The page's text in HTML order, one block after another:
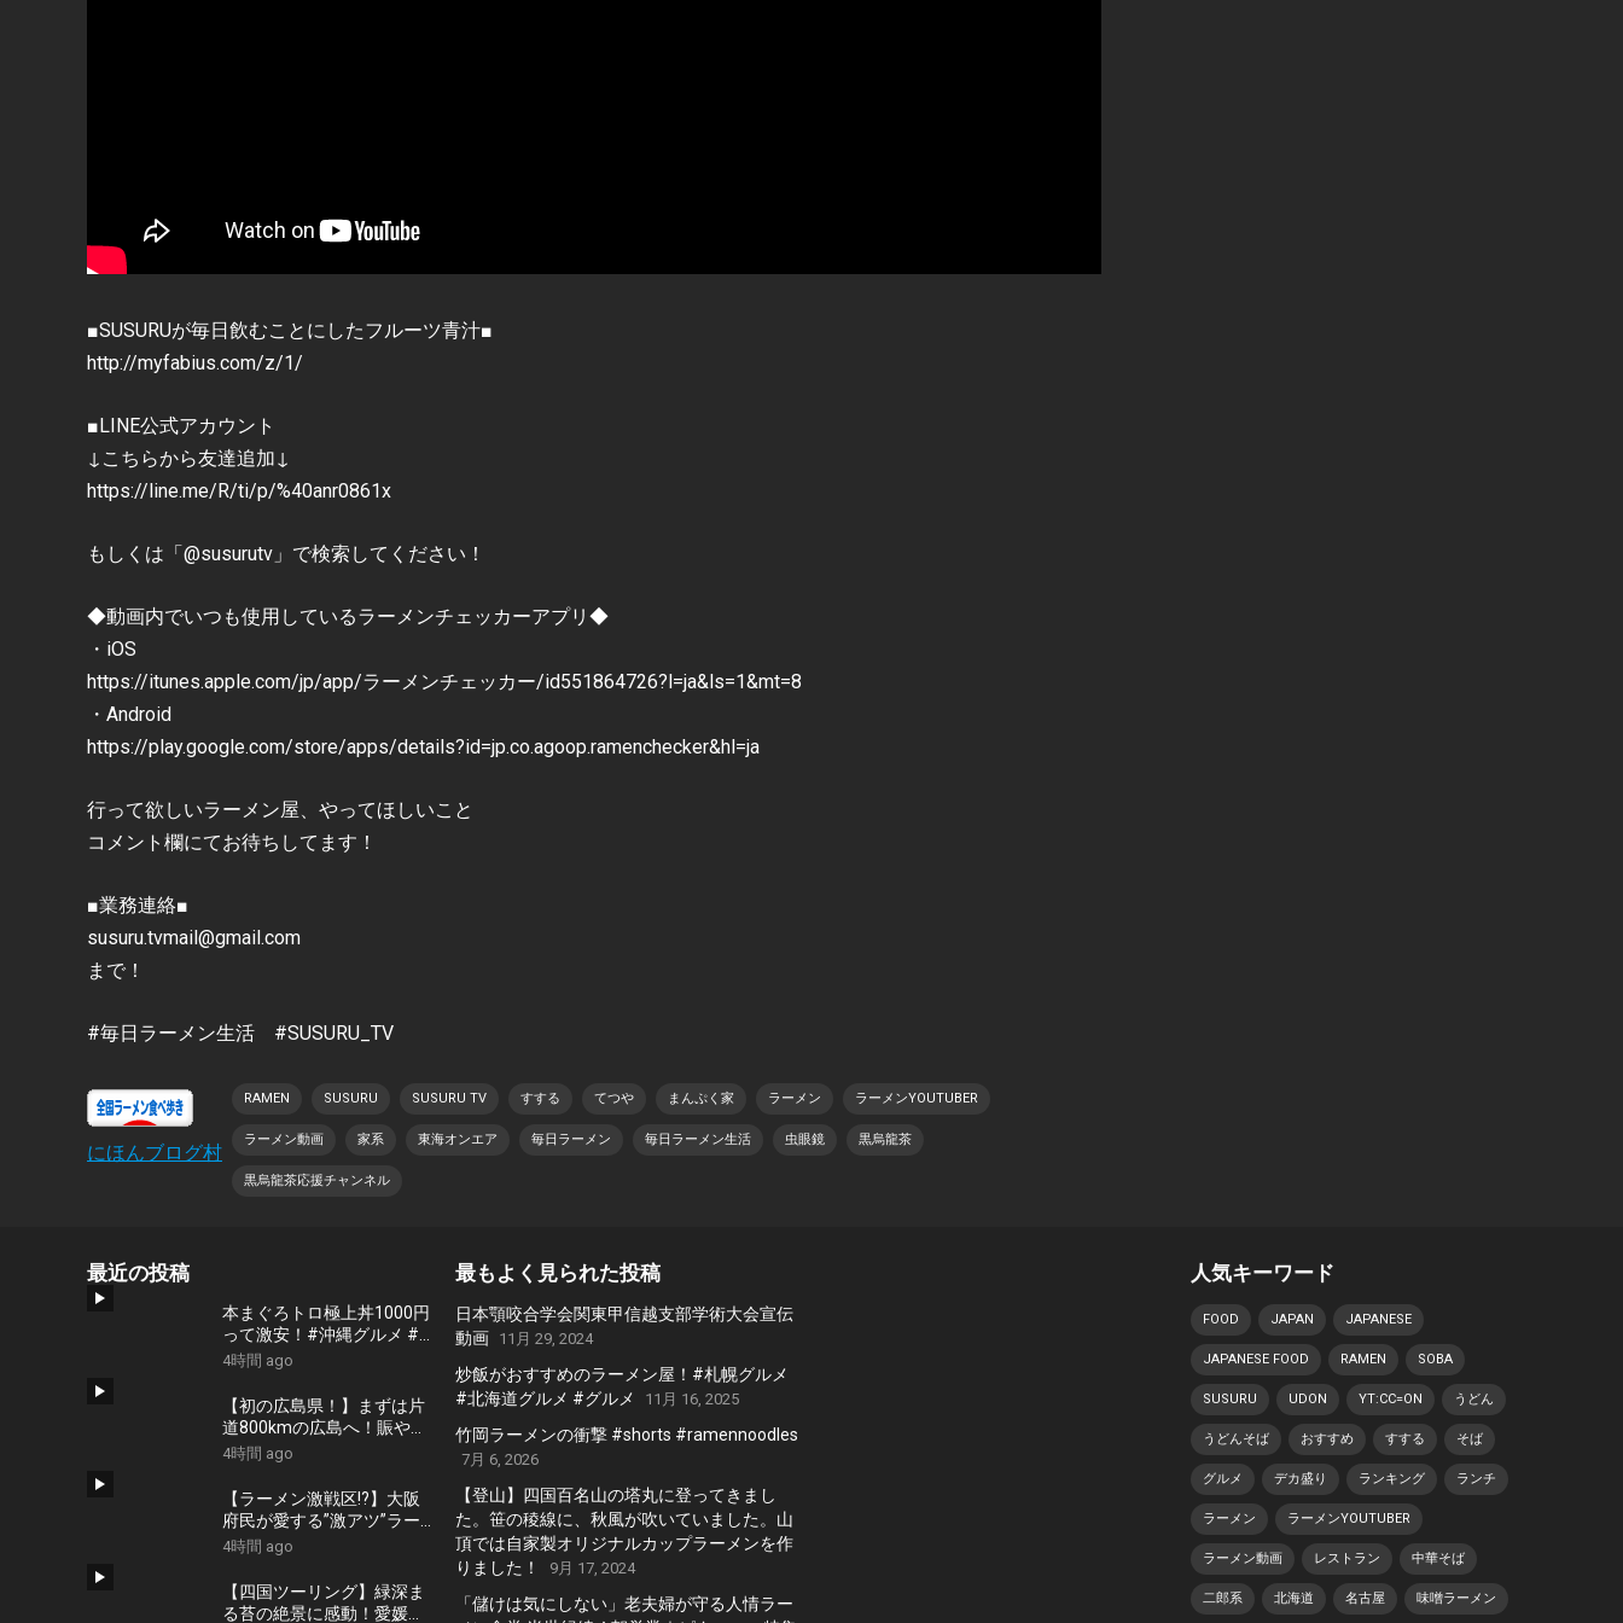
■SUSURUが毎日飲むことにしたフルーツ青汁■
http://myfabius.com/z/1/
■LINE公式アカウント
↓こちらから友達追加↓
https://line.me/R/ti/p/%40anr0861x
もしくは「@susurutv」で検索してください！
◆動画内でいつも使用しているラーメンチェッカーアプリ◆
・iOS
https://itunes.apple.com/jp/app/ラーメンチェッカー/id551864726?l=ja&ls=1&mt=8
・Android
https://play.google.com/store/apps/details?id=jp.co.agoop.ramenchecker&hl=ja
行って欲しいラーメン屋、やってほしいこと
コメント欄にてお待ちしてます！
■業務連絡■
susuru.tvmail@gmail.com
まで！
#毎日ラーメン生活 #SUSURU_TV
にほんブログ村
RAMEN SUSURU SUSURU TV すする てつや まんぷく家 ラーメン ラーメンYOUTUBER
ラーメン動画 家系 東海オンエア 毎日ラーメン 毎日ラーメン生活 虫眼鏡 黒烏龍茶
黒烏龍茶応援チャンネル
最近の投稿
本まぐろトロ極上丼1000円
って激安！#沖縄グルメ #
沖縄食堂 #ひとり飯 #海鮮
4時間 ago
【初の広島県！】まずは片
道800kmの広島へ！賑やか
家族5人で8泊9日中国地方
る尾道と家族大絶賛のご当
地ラーメン｜高規格なりん
くうRVパーク＜キャンピン
グカーで全国制覇！＞
4時間 ago
【ラーメン激戦区!?】大阪
府民が愛する”激アツ”ラー
メン特集‼︎【2020年2月27
4時間 ago
【四国ツーリング】緑深ま
る苔の絶景に感動！愛媛で
最もよく見られた投稿
日本顎咬合学会関東甲信越支部学術大会宣伝
動画
11月 29, 2024
炒飯がおすすめのラーメン屋！#札幌グルメ
#北海道グルメ #グルメ
11月 16, 2025
竹岡ラーメンの衝撃 #shorts #ramennoodles
7月 6, 2026
【登山】四国百名山の塔丸に登ってきまし
た。笹の稜線に、秋風が吹いていました。山
頂では自家製オリジナルカップラーメンを作
りました！
9月 17, 2024
「儲けは気にしない」老夫婦が守る人情ラー
人気キーワード
FOOD JAPAN JAPANESE
JAPANESE FOOD RAMEN SOBA
SUSURU UDON YT:CC=ON うどん
うどんそば おすすめ すする そば
グルメ デカ盛り ランキング ランチ
ラーメン ラーメンYOUTUBER
ラーメン動画 レストラン 中華そば
二郎系 北海道 名古屋 味噌ラーメン